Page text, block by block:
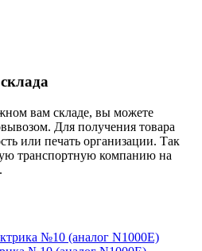
вам складе, вы можете
Для получения товара
или печать организации. Так
транспортную компанию на